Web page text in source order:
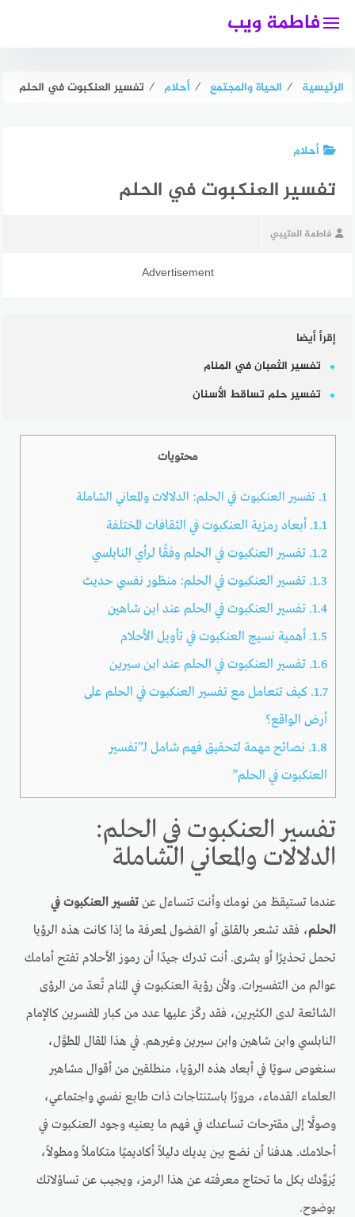
فاطمة ويب
الرئيسية ⁄ الحياة والمجتمع ⁄ أحلام ⁄ تفسير العنكبوت في الحلم
أحلام
تفسير العنكبوت في الحلم
فاطمة العتيبي
Advertisement
إقرأ أيضا
تفسير الثعبان في المنام
تفسير حلم تساقط الأسنان
محتويات
1. تفسير العنكبوت في الحلم: الدلالات والمعاني الشاملة
1.1. أبعاد رمزية العنكبوت في الثقافات المختلفة
1.2. تفسير العنكبوت في الحلم وفقًا لرأي النابلسي
1.3. تفسير العنكبوت في الحلم: منظور نفسي حديث
1.4. تفسير العنكبوت في الحلم عند ابن شاهين
1.5. أهمية نسيج العنكبوت في تأويل الأحلام
1.6. تفسير العنكبوت في الحلم عند ابن سيرين
1.7. كيف تتعامل مع تفسير العنكبوت في الحلم على
أرض الواقع؟
1.8. نصائح مهمة لتحقيق فهم شامل لـ”تفسير
العنكبوت في الحلم”
تفسير العنكبوت في الحلم:
الدلالات والمعاني الشاملة
عندما تستيقظ من نومك وأنت تتساءل عنتفسير العنكبوت في
الحلم، فقد تشعر بالقلق أو الفضول لمعرفة ما إذا كانت هذه الرؤيا
تحمل تحذيرًا أو بشرى. أنت تدرك جيدًا أن رموز الأحلام تفتح أمامك
عوالم من التفسيرات. ولأن رؤية العنكبوت في المنام تُعدّ من الرؤى
الشائعة لدى الكثيرين، فقد ركّز عليها عدد من كبار المفسرين كالإمام
النابلسي وابن شاهين وابن سيرين وغيرهم. في هذا المقال المطوَّل،
سنغوص سويًا في أبعاد هذه الرؤيا، منطلقين من أقوال مشاهير
العلماء القدماء، مرورًا باستنتاجات ذات طابع نفسي واجتماعي،
وصولًا إلى مقترحات تساعدك في فهم ما يعنيه وجود العنكبوت في
أحلامك. هدفنا أن نضع بين يديك دليلاً أكاديميًا متكاملاً ومطولاً،
يُزوِّدك بكل ما تحتاج معرفته عن هذا الرمز، ويجيب عن تساؤلاتك
بوضوح.